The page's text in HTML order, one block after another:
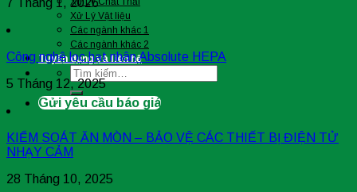
Xử Lý Vật liệu
Các ngành khác 1
Các ngành khác 2
Tuyển dụng và liên hệ
Tìm
kiếm:
Gửi yêu cầu báo giá
Công nghệ lọc hạt nhân Absolute HEPA
5 Tháng 12, 2025
KIỂM SOÁT ĂN MÒN – BẢO VỆ CÁC THIẾT BỊ ĐIỆN TỬ
NHẠY CẢM
28 Tháng 10, 2025